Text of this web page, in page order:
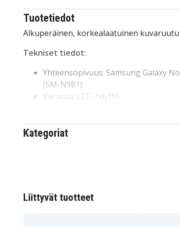
Tuotetiedot
Alkuperäinen, korkealaatuinen
Tekniset tiedot:
Yhteensopivuus: Samsung Galaxy
(SM-N981)
Varaosa: LCD-näyttö
Brändi: Samsung
Tuotetyyppi
Kategoriat
Liittyvät tuotteet